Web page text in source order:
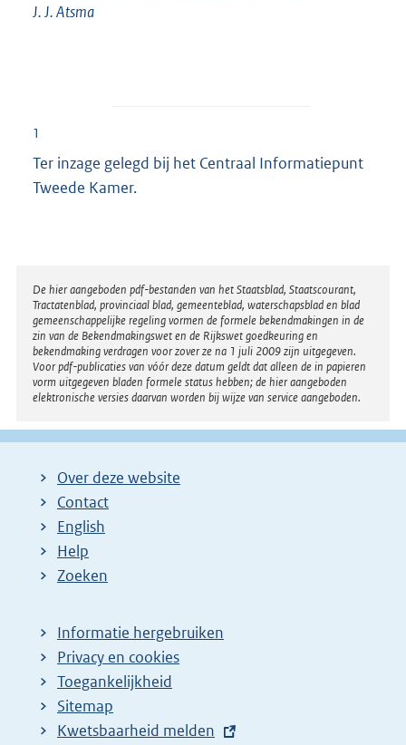
J. J. Atsma
1
Ter inzage gelegd bij het Centraal Informatiepunt
Tweede Kamer.
Disclaimer
De hier aangeboden pdf-bestanden van het Staatsblad, Staatscourant,
Tractatenblad, provinciaal blad, gemeenteblad, waterschapsblad en blad
gemeenschappelijke regeling vormen de formele bekendmakingen in de
zin van de Bekendmakingswet en de Rijkswet goedkeuring en
bekendmaking verdragen voor zover ze na 1 juli 2009 zijn uitgegeven.
Voor pdf-publicaties van vóór deze datum geldt dat alleen de in papieren
vorm uitgegeven bladen formele status hebben; de hier aangeboden
elektronische versies daarvan worden bij wijze van service aangeboden.
Over deze website
Contact
English
Help
Zoeken
Informatie hergebruiken
Privacy en cookies
Toegankelijkheid
Sitemap
E
Kwetsbaarheid melden